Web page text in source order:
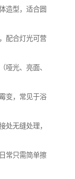
造型，适合圆
配合灯光可营
哑光、亮面、
变，常见于浴
处无缝处理，
常只需简单擦